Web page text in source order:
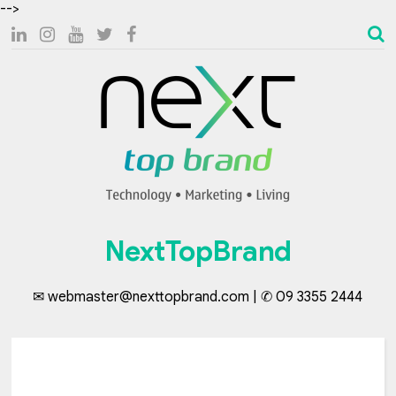
-->
NextTopBrand
✉ webmaster@nexttopbrand.com | ✆ 09 3355 2444